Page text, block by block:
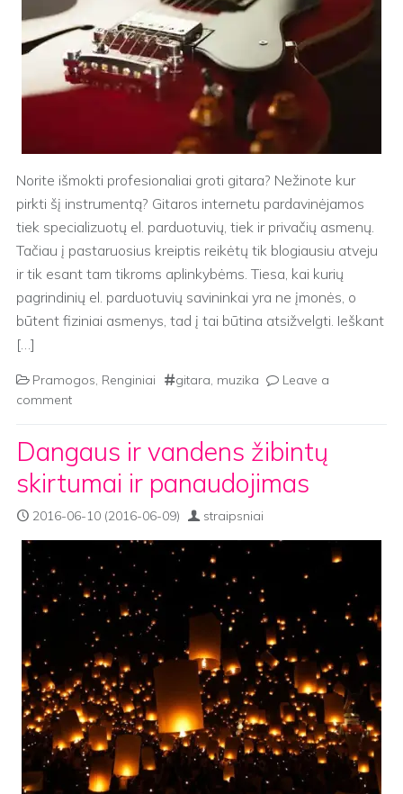
Norite išmokti profesionaliai groti gitara? Nežinote kur
pirkti šį instrumentą? Gitaros internetu pardavinėjamos
tiek specializuotų el. parduotuvių, tiek ir privačių asmenų.
Tačiau į pastaruosius kreiptis reikėtų tik blogiausiu atveju
ir tik esant tam tikroms aplinkybėms. Tiesa, kai kurių
pagrindinių el. parduotuvių savininkai yra ne įmonės, o
būtent fiziniai asmenys, tad į tai būtina atsižvelgti. Ieškant
[…]
Pramogos, Renginiai gitara, muzika
Leave a
comment
Dangaus ir vandens žibintų
skirtumai ir panaudojimas
2016-06-10 (2016-06-09) straipsniai